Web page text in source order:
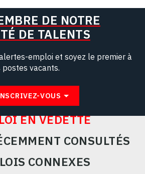
DE NOTRE
DE TALENTS
emploi et soyez le premier à
vacants.
VOUS
EN VEDETTE
CONSULTÉS
CONNEXES